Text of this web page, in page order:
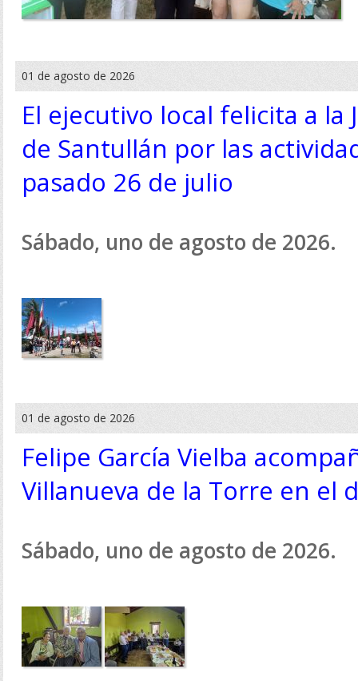
01 de agosto de 2026
El ejecutivo local felicita a la
de Santullán por las
pasado 26 de julio
Sábado, uno de agosto de 2026.
01 de agosto de 2026
Felipe García Vielba
Villanueva de la Torre en el
Sábado, uno de agosto de 2026.